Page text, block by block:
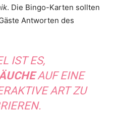
. Die Bingo-Karten sollten
Antworten des
IST ES,
AUF EINE
ART ZU